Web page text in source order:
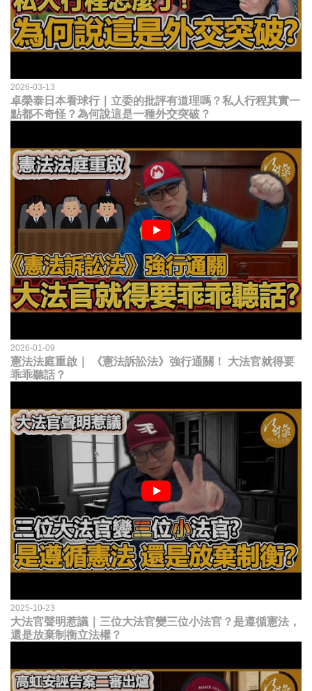
2026-03-13
卓榮泰日本看球行｜立委的批評有道理嗎？私人行程其實一
點都不奇怪？為何說這是一種外交突破？
2026-01-09
憲法法庭重啟｜ 《憲法訴訟法》強行通關！ 大法官就得要
乖乖聽話？
2025-10-23
大法官聲明惹議｜三位大法官變三位小法官？是遵循憲法，
還是放棄制衡立法權？